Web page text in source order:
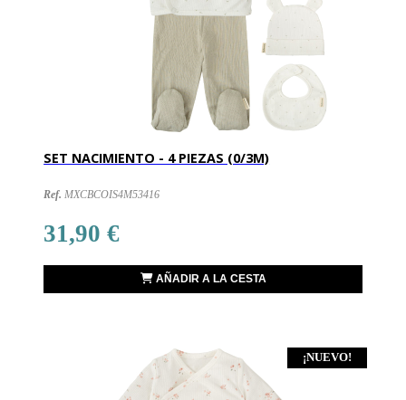
SET NACIMIENTO - 4 PIEZAS (0/3M)
Ref. MXCBCOIS4M53416
31,90 €
AÑADIR A LA CESTA
¡NUEVO!